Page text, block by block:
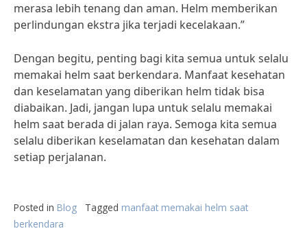
merasa lebih tenang dan aman. Helm memberikan
perlindungan ekstra jika terjadi kecelakaan.”
Dengan begitu, penting bagi kita semua untuk selalu
memakai helm saat berkendara. Manfaat kesehatan
dan keselamatan yang diberikan helm tidak bisa
diabaikan. Jadi, jangan lupa untuk selalu memakai
helm saat berada di jalan raya. Semoga kita semua
selalu diberikan keselamatan dan kesehatan dalam
setiap perjalanan.
Posted in Blog Tagged manfaat memakai helm saat
berkendara